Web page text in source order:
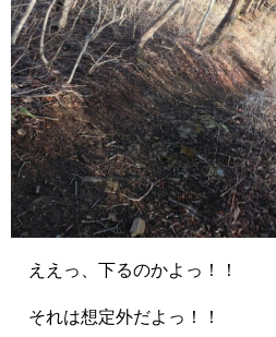
ええっ、下るのかよっ！！
それは想定外だよっ！！